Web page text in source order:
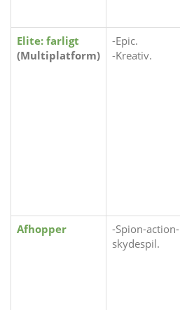
Elite: farligt
(Multiplatform)
-Epic.
-Kreativ.
Afhopper
-Spion-action-
skydespil.